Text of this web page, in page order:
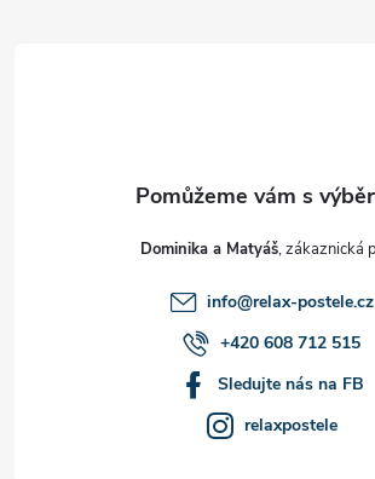
Dominika a Matyáš
info@relax-postele.cz
+420 608 712 515
Sledujte nás na FB
relaxpostele